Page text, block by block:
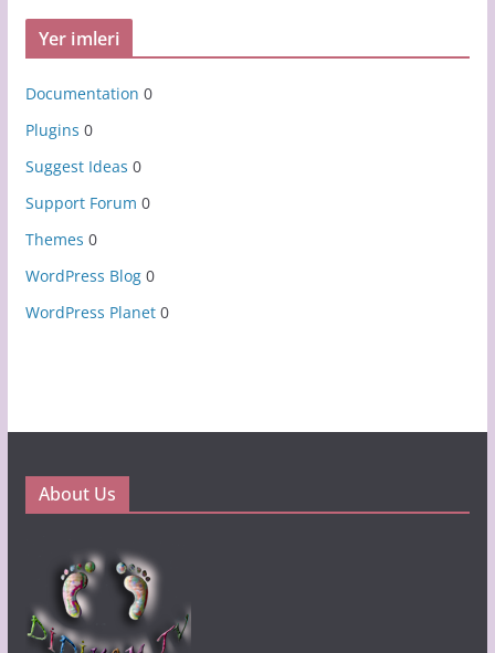
Yer imleri
Documentation 0
Plugins 0
Suggest Ideas 0
Support Forum 0
Themes 0
WordPress Blog0
WordPress Planet0
About Us